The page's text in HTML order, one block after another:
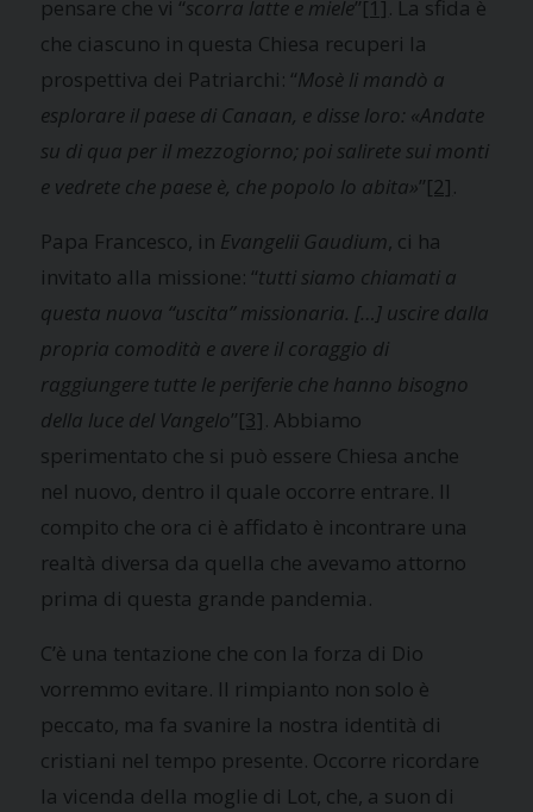
pensare che vi “scorra latte e miele”[1]. La sfida è
che ciascuno in questa Chiesa recuperi la
prospettiva dei Patriarchi: “Mosè li mandò a
esplorare il paese di Canaan, e disse loro: «Andate
su di qua per il mezzogiorno; poi salirete sui monti
e vedrete che paese è, che popolo lo abita»”[2].
Papa Francesco, in Evangelii Gaudium, ci ha
invitato alla missione: “tutti siamo chiamati a
questa nuova “uscita” missionaria. […] uscire dalla
propria comodità e avere il coraggio di
raggiungere tutte le periferie che hanno bisogno
della luce del Vangelo”[3]. Abbiamo
sperimentato che si può essere Chiesa anche
nel nuovo, dentro il quale occorre entrare. Il
compito che ora ci è affidato è incontrare una
realtà diversa da quella che avevamo attorno
prima di questa grande pandemia.
C’è una tentazione che con la forza di Dio
vorremmo evitare. Il rimpianto non solo è
peccato, ma fa svanire la nostra identità di
cristiani nel tempo presente. Occorre ricordare
la vicenda della moglie di Lot, che, a suon di